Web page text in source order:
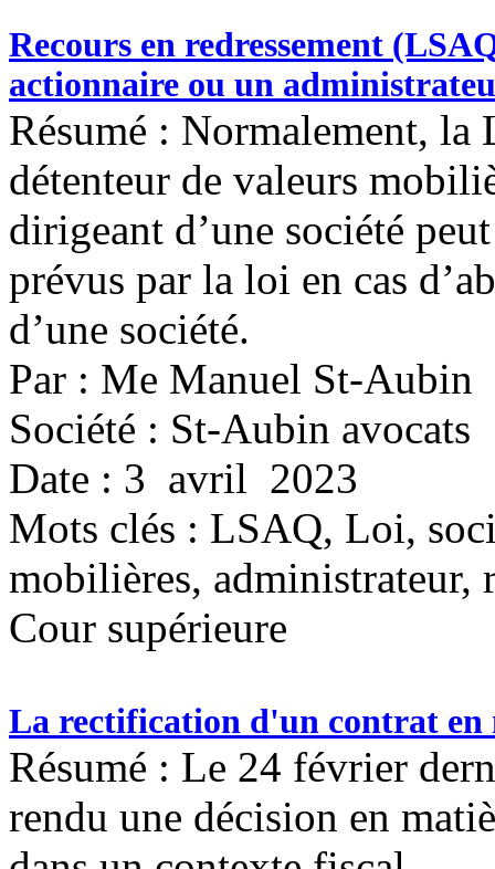
Recours en redressement
actionnaire ou un
Résumé : Normalement,
détenteur de valeurs
dirigeant d’une société
prévus par la loi en cas
d’une société.
Par : Me Manuel St-Aubin
Société : St-Aubin avocats
Date : 3 avril 2023
Mots clés : LSAQ, Loi,
mobilières, administrateur,
Cour supérieure
La rectification d'un contrat en
Résumé : Le 24 février
rendu une décision en